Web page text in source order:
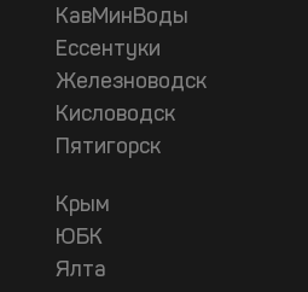
КавМинВоды
Ессентуки
Железноводск
Кисловодск
Пятигорск
Крым
ЮБК
Ялта